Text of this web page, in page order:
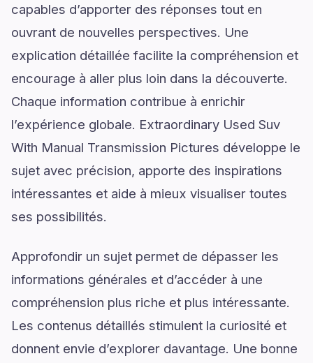
capables d’apporter des réponses tout en
ouvrant de nouvelles perspectives. Une
explication détaillée facilite la compréhension et
encourage à aller plus loin dans la découverte.
Chaque information contribue à enrichir
l’expérience globale. Extraordinary Used Suv
With Manual Transmission Pictures développe le
sujet avec précision, apporte des inspirations
intéressantes et aide à mieux visualiser toutes
ses possibilités.
Approfondir un sujet permet de dépasser les
informations générales et d’accéder à une
compréhension plus riche et plus intéressante.
Les contenus détaillés stimulent la curiosité et
donnent envie d’explorer davantage. Une bonne